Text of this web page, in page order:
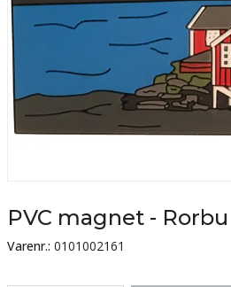
PVC magnet -
Varenr.: 0101002161